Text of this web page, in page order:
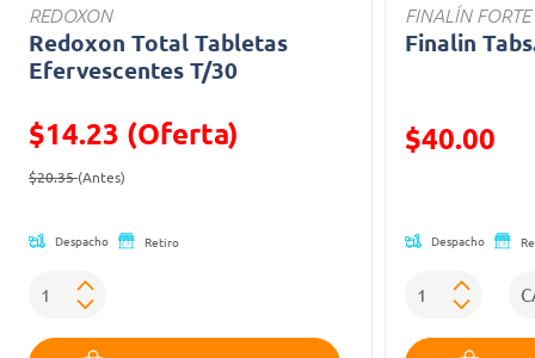
REDOXON
Redoxon Total Tabletas
Efervescentes T/30
$14.23 (Oferta)
Precio reducido de
$20.35(Antes)
Despacho Retiro
FINALÍN FORTE
Finalin
Precio
$40.00
Despacho